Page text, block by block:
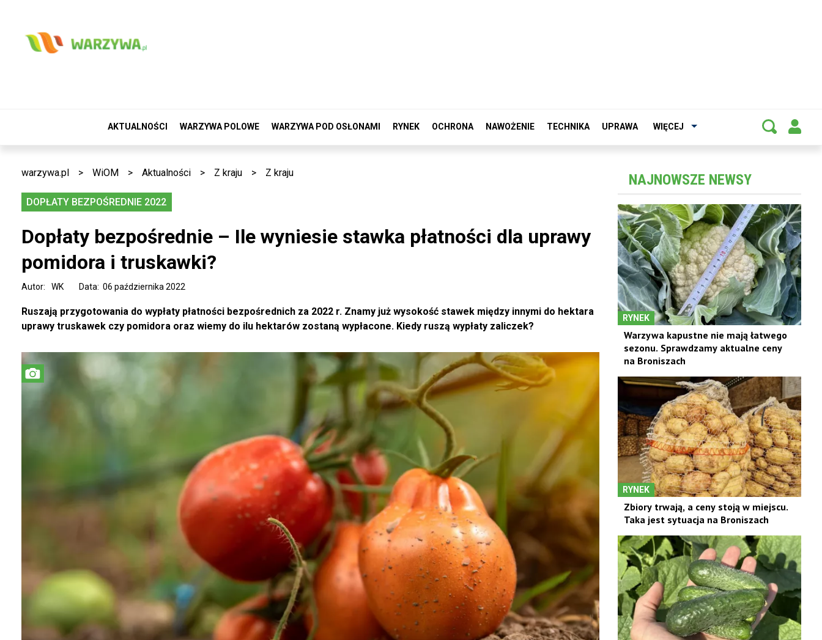
AKTUALNOŚCI WARZYWA POLOWE WARZYWA POD OSŁONAMI RYNEK OCHRONA NAWOŻENIE TECHNIKA UPRAWA WIĘCEJ
warzywa.pl > WiOM > Aktualności > Z kraju > Z kraju
DOPŁATY BEZPOŚREDNIE 2022
Dopłaty bezpośrednie – Ile wyniesie stawka płatności dla uprawy
pomidora i truskawki?
Data: 06 października 2022
Autor: WK
Ruszają przygotowania do wypłaty płatności bezpośrednich za 2022 r. Znamy już wysokość stawek między innymi do hektara
uprawy truskawek czy pomidora oraz wiemy do ilu hektarów zostaną wypłacone. Kiedy ruszą wypłaty zaliczek?
NAJNOWSZE NEWSY
RYNEK
Warzywa kapustne nie mają łatwego
sezonu. Sprawdzamy aktualne ceny
na Broniszach
RYNEK
Zbiory trwają, a ceny stoją w miejscu.
Taka jest sytuacja na Broniszach